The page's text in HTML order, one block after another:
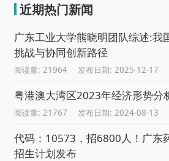
近期热门新闻
广东工业大学熊晓明团队综述:我
挑战与协同创新路径
阅读量: 21964 发布日期: 2025-12-17
粤港澳大湾区2023年经济形势分
阅读量: 21767 发布日期: 2024-08-13
代码：10573，招6800人！广东
招生计划发布